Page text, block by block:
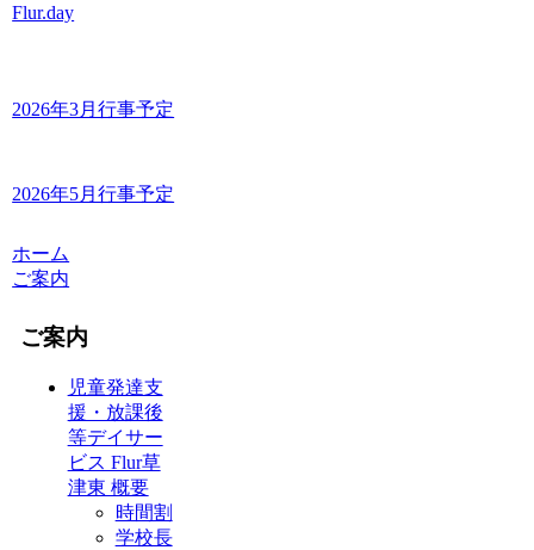
Flur.day
2026年3月行事予定
2026年5月行事予定
ホーム
ご案内
ご案内
児童発達支
援・放課後
等デイサー
ビス Flur草
津東 概要
時間割
学校長